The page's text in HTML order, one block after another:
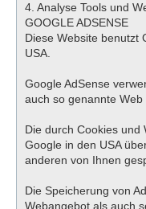
4. Analyse Tools und
GOOGLE ADSENSE
Diese Website benutzt
USA.
Google AdSense
auch so genannte
Die durch Cookies
Google in den USA
anderen von Ihnen
Die Speicherung von
Webangebot als auch